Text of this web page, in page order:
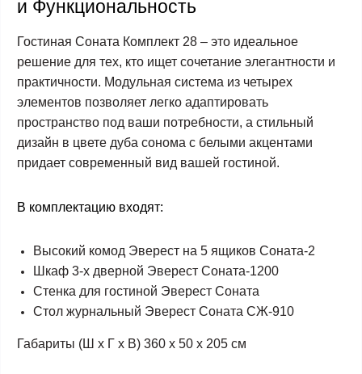
и Функциональность
Гостиная Соната Комплект 28 – это идеальное
решение для тех, кто ищет сочетание элегантности и
практичности. Модульная система из четырех
элементов позволяет легко адаптировать
пространство под ваши потребности, а стильный
дизайн в цвете дуба сонома с белыми акцентами
придает современный вид вашей гостиной.
В комплектацию входят:
Высокий комод Эверест на 5 ящиков Соната-2
Шкаф 3-х дверной Эверест Соната-1200
Стенка для гостиной Эверест Соната
Стол журнальный Эверест Соната СЖ-910
Габариты (Ш х Г х В) 360 х 50 х 205 см